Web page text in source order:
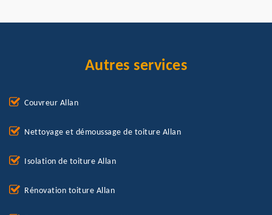
Autres services
Couvreur Allan
Nettoyage et démoussage de toiture Allan
Isolation de toiture Allan
Rénovation toiture Allan